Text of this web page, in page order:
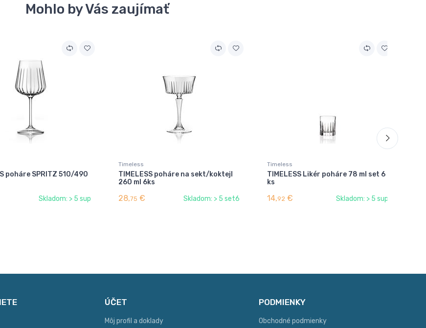
Mohlo by Vás zaujímať
poháre SPRITZ 510/490
Skladom: > 5 sup
Timeless
TIMELESS poháre na sekt/koktejl
260 ml 6ks
28,75 € Skladom: > 5 set6
Timeless
TIMELESS Likér poháre 78 ml set 6
ks
14,92 € Skladom: > 5 sup
ÚČET
Môj profil a doklady
PODMIENKY
Obchodné podmienky